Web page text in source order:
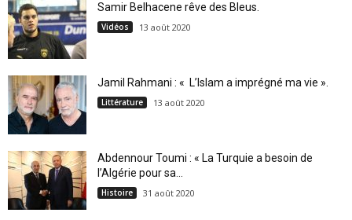
Samir Belhacene rêve des Bleus.
Vidéos 13 août 2020
Jamil Rahmani : « L’Islam a imprégné ma vie ».
Littérature 13 août 2020
Abdennour Toumi : « La Turquie a besoin de
l’Algérie pour sa...
Histoire 31 août 2020